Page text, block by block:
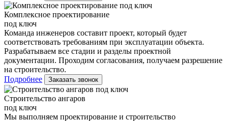
Комплексное проектирование
под ключ
Команда инженеров составит проект, который будет
соответствовать требованиям при эксплуатации объекта.
Разрабатываем все стадии и разделы проектной
документации. Проходим согласования, получаем разрешение
на строительство.
Подробнее
Заказать звонок
Строительство ангаров
под ключ
Мы выполняем проектирование и строительство